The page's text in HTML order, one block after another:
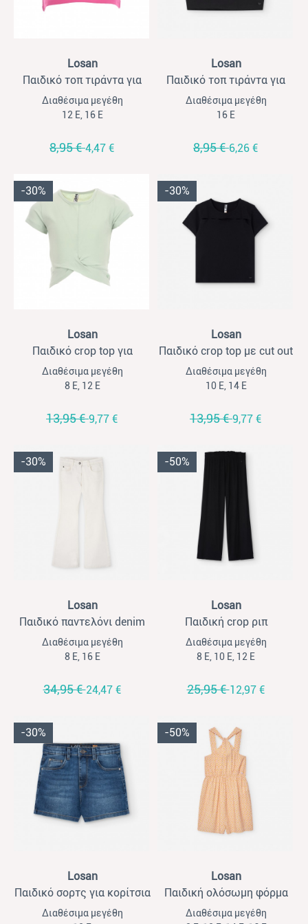
Losan
Παιδικό τοπ τιράντα για
κορίτσια Losan φουξ
Διαθέσιμα μεγέθη
12 Ε, 16 Ε
8,95 €4,47 €
Losan
Παιδικό τοπ τιράντα για
κορίτσια Losan μαύρο
Διαθέσιμα μεγέθη
16 Ε
8,95 €6,26 €
-30%
Losan
Παιδικό crop top για
κορίτσια Losan μέντα
Διαθέσιμα μεγέθη
8 Ε, 12 Ε
13,95 €9,77 €
-30%
Losan
Παιδικό crop top με cut out
για κορίτσια Losan μαύρο
Διαθέσιμα μεγέθη
10 Ε, 14 Ε
13,95 €9,77 €
-30%
Losan
Παιδικό παντελόνι denim
καμπάνα Losan εκρού
Διαθέσιμα μεγέθη
8 Ε, 16 Ε
34,95 €24,47 €
-50%
Losan
Παιδική crop ριπ
παντελόνα για κορίτσια
Losan μαύρο
Διαθέσιμα μεγέθη
8 Ε, 10 Ε, 12 Ε
25,95 €12,97 €
-30%
Losan
Παιδικό σορτς για κορίτσια
Losan τζιν
Διαθέσιμα μεγέθη
-50%
Losan
Παιδική ολόσωμη φόρμα
κοντή για κορίτσια Losan
Διαθέσιμα μεγέθη